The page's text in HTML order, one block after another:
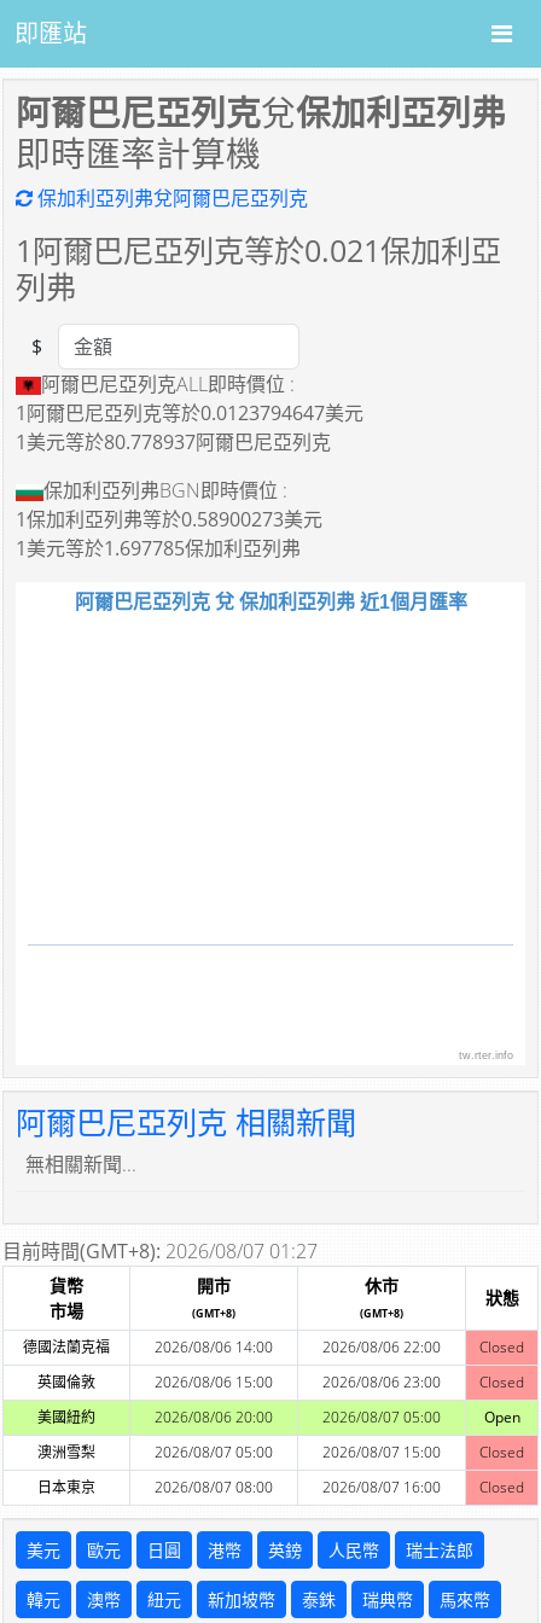
即匯站
阿爾巴尼亞列克兌保加利亞列弗
即時匯率計算機
保加利亞列弗兌阿爾巴尼亞列克
1 阿爾巴尼亞列克等於0.021保加利亞
列弗
Amount
$
阿爾巴尼亞列克ALL即時價位 :
1阿爾巴尼亞列克等於0.0123794647美元
1美元等於80.778937阿爾巴尼亞列克
保加利亞列弗BGN即時價位 :
1保加利亞列弗等於0.58900273美元
1美元等於1.697785保加利亞列弗
阿爾巴尼亞列克 兌 保加利亞列弗 近1個月匯率
tw.rter.info
阿爾巴尼亞列克 相關新聞
無相關新聞...
目前時間(GMT+8): 2026/08/07 01:27
貨幣
市場
開市
(GMT+8)
休市
(GMT+8)
狀態
德國法蘭克福 2026/08/06 14:00 2026/08/06 22:00
Closed
英國倫敦
2026/08/06 15:00 2026/08/06 23:00
Closed
美國紐約
2026/08/06 20:00 2026/08/07 05:00
Open
澳洲雪梨
2026/08/07 05:00 2026/08/07 15:00
Closed
日本東京
2026/08/07 08:00 2026/08/07 16:00 Closed
美元 歐元 日圓 港幣 英鎊 人民幣 瑞士法郎
韓元 澳幣 紐元 新加坡幣 泰銖 瑞典幣 馬來幣